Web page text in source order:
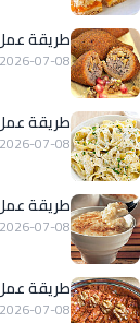
طريقة
2026-07-08
طريقة
2026-07-08
طريقة عمل
2026-07-08
طريقة عمل
2026-07-08